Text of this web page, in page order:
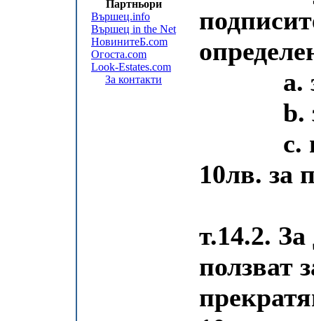
Партньори
Вършец.info
Вършец in the Net
НовинитеБ.com
Огоста.com
Look-Estates.com
За контакти
а. за
b. за
c. при
10лв. за
т.14.2.
ползват